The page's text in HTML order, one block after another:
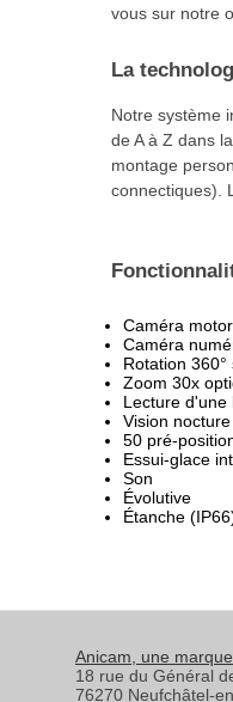
vous sur notre
La
Notre système
de A à Z dans
montage
connectiques).
Caméra
Caméra
Rotation
Zoom 30x
Lecture d'une
Vision
50 pré-
Essui-glace
Son
Évolutive
Étanche
Anicam , une
18 rue du Général
76270 Neufchâtel-